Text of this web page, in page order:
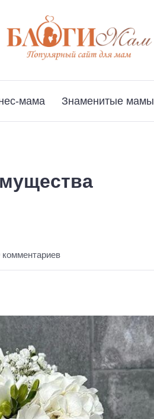
мама Знаменитые мамы
комментариев